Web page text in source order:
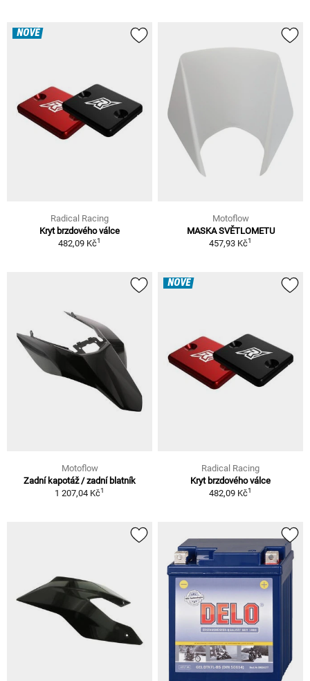
NOVÉ
Radical Racing
Kryt brzdového válce
482,09 Kč1
Motoflow
MASKA SVĚTLOMETU
457,93 Kč1
Motoflow
Zadní kapotáž / zadní blatník
1 207,04 Kč1
NOVÉ
Radical Racing
Kryt brzdového válce
482,09 Kč1